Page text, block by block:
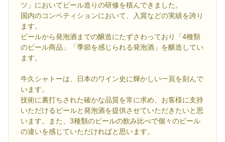
ツ」においてビール造りの研修を積んできました。
国内のコンペティションにおいて、入賞などの実績を誇り
ます。
ビールから発泡酒までの醸造にたずさわっており「4種類
のビール商品」「季節を感じられる発泡酒」を醸造してい
ます。
牛久シャトーは、日本のワイン史に輝かしい一頁を刻んで
います。
技術に裏打ちされた確かな品質を常に求め、お客様に支持
いただけるビールと発泡酒を提供させていただきたいと思
います。また、3種類のビールの飲み比べで個々のビール
の違いを感じていただければと思います。